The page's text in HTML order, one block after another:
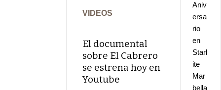
VIDEOS
El documental
sobre El Cabrero
se estrena hoy en
Youtube
Aniv
ersa
rio
en
Starl
ite
Mar
bella